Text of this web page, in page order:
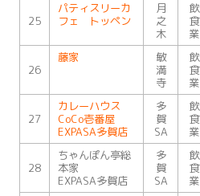
25
パティスリーカ
フェ トッペン
月
之
木
飲
食
業
26
藤家
敏
満
寺
飲
食
業
27
カレーハウス
CoCo壱番屋
EXPASA多賀店
多
賀
SA
飲
食
業
28
ちゃんぽん亭総
本家
EXPASA多賀店
多
賀
SA
飲
食
業